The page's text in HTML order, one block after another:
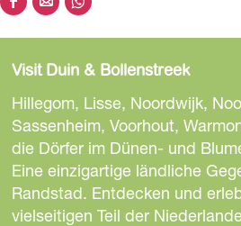
D
i
s
e
S
e
i
t
e
D
i
s
e
S
e
i
t
e
D
i
s
e
S
e
i
t
e
Visit Duin & Bollenstreek
Hillegom, Lisse, Noordwijk,
Sassenheim, Voorhout,
die Dörfer im Dünen- und
Eine einzigartige ländliche
Randstad. Entdecken und
vielseitigen Teil der